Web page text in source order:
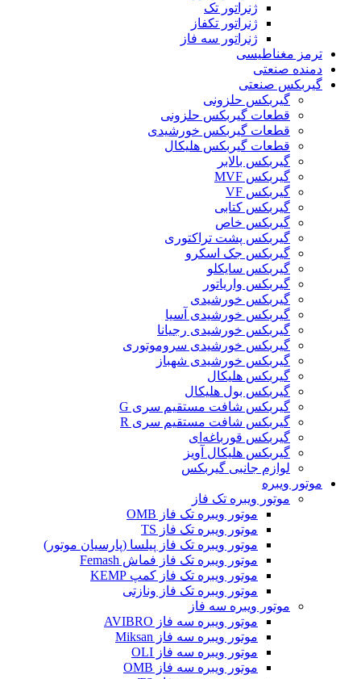
ژنراتور تک
ژنراتور تکفاز
ژنراتور سه فاز
ترمز مغناطیسی
دمنده صنعتی
گیربکس صنعتی
گیربکس حلزونی
قطعات گيربکس حلزونی
قطعات گيربکس خورشيدی
قطعات گیربکس هلیکال
گيربکس بالابر
گیربکس MVF
گیربکس VF
گیربکس کتابی
گیربکس خاص
گیربکس پشت تراکتوری
گیربکس جک اسکرو
گیربکس سایکلو
گیربکس واریاتور
گیربکس خورشیدی
گیربکس خورشیدی آسیا
گیربکس خورشیدی رجیانا
گیربکس خورشیدی سروموتوری
گیربکس خورشیدی شهباز
گیربکس هلیکال
گیربکس بول هلیکال
گیربکس شافت مستقیم سری G
گیربکس شافت مستقیم سری R
گیربکس قورباغه‌ای
گیربکس هلیکال آویز
لوازم جانبی گیربکس
موتور ویبره
موتور ویبره تک فاز
موتور ویبره تک فاز OMB
موتور ویبره تک فاز TS
موتور ویبره تک فاز پیلسا (پارسیان موتور)
موتور ویبره تک فاز فماش Femash
موتور ویبره تک فاز کمپ KEMP
موتور ویبره تک فاز ونازتی
موتور ویبره سه فاز
موتور ویبره سه فاز AVIBRO
موتور ویبره سه فاز Miksan
موتور ویبره سه فاز OLI
موتور ویبره سه فاز OMB